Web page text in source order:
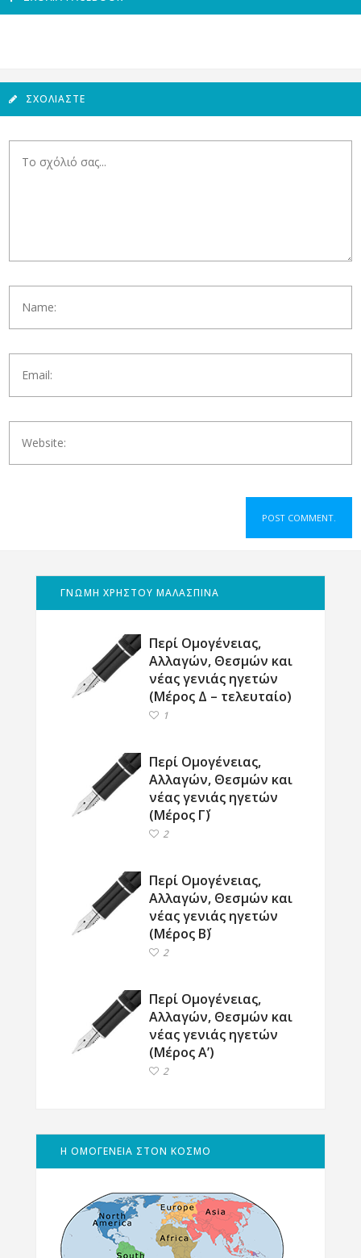
ΣΧΟΛΙΆΣΤΕ
ΓΝΩΜΗ ΧΡΗΣΤΟΥ ΜΑΛΑΣΠΙΝΑ
Περί Ομογένειας,
Αλλαγών, Θεσμών και
νέας γενιάς ηγετών
(Μέρος Δ – τελευταίο)
1
Περί Ομογένειας,
Αλλαγών, Θεσμών και
νέας γενιάς ηγετών
(Μέρος Γ΄)
2
Περί Ομογένειας,
Αλλαγών, Θεσμών και
νέας γενιάς ηγετών
(Μέρος Β΄)
2
Περί Ομογένειας,
Αλλαγών, Θεσμών και
νέας γενιάς ηγετών
(Μέρος Α’)
2
Η ΟΜΟΓΕΝΕΙΑ ΣΤΟΝ ΚΟΣΜΟ